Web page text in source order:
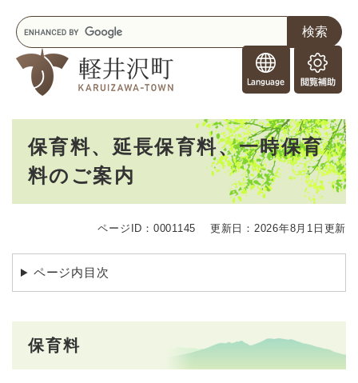
o
r
e
i
g
n
s
閲
覧
助
キ
ー
ワ
保育料、延長保育料、一時保育
料のご案内
ページID：0001145 更新日：2026年8月1日更新
ページ内目次
保育料